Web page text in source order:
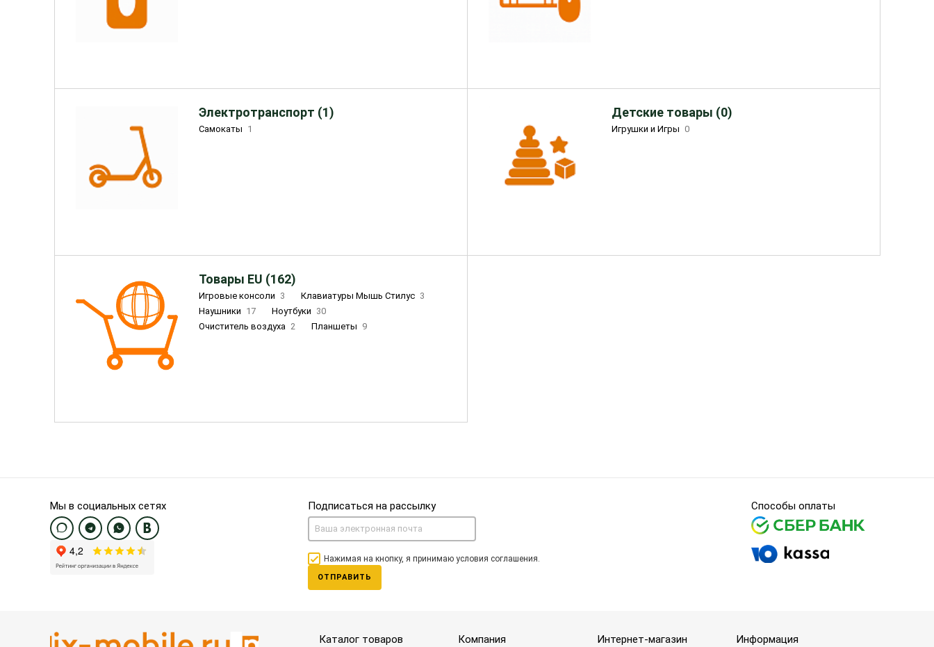
Электротранспорт (1)
Самокаты 1
Детские товары (0)
Игрушки и Игры 0
Товары EU (162)
Игровые консоли 3 Клавиатуры Мышь Стилус 3
Наушники 17 Ноутбуки 30
Очиститель воздуха 2 Планшеты 9
Мы в социальных сетях Подписаться на рассылку
Нажимая на кнопку, я принимаю условия соглашения.
ОТПРАВИТЬ
Способы оплаты
Каталог товаров Компания Интернет-магазин Информация